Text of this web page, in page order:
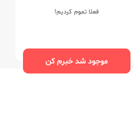
فعلا تموم کردیم!
موجود شد خبرم کن